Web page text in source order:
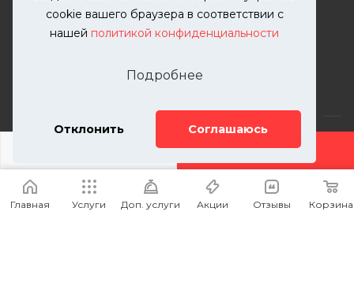
cookie вашего браузера в соответствии с
нашей политикой конфиденциальности
Подробнее
Отклонить Соглашаюсь
ДОБАВИТЬ УСЛУГУ
zakaz@kutuzovv.ru
г. Москва, Краснобогатырская
автомобилей. Вся информация на сайте – собственность
ООО "КУТУЗОВВ"
Главная Услуги Доп. услуги Акции Отзывы Корзина